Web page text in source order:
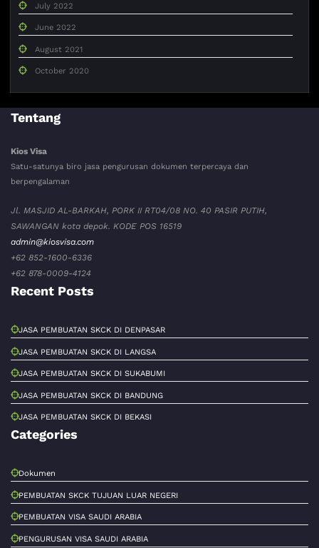
July 2022
June 2022
August 2021
October 2020
Tentang
Kios Visa
Satu-satunya biro jasa pengurusan dokumen terpercaya dan
berpengalaman
Jl. MASJID AL-BARKAH, PORK II RT04/08 NO. 40 PASIR PUTIH,
SAWANGAN kota depok. KODE POS 16519
admin@kiosvisa.com
+62 852-1600-6336
+62 878-0009-4124
Recent Posts
JASA PEMBUATAN SKCK DI DENPASAR
JASA PEMBUATAN SKCK DI LANGSA
JASA PEMBUATAN SKCK DI SUKABUMI
JASA PEMBUATAN SKCK DI BANDUNG
JASA PEMBUATAN SKCK DI BEKASI
Categories
Dokumen
PEMBUATAN SKCK TUJUAN LUAR NEGERI
PEMBUATAN VISA SAUDI ARABIA
PENGURUSAN VISA SAUDI ARABIA